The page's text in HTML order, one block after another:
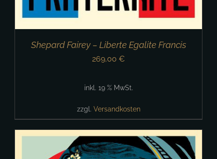
Shepard Fairey – Liberte Egalite Francis
269,00 €
inkl. 19 % MwSt.
zzgl. Versandkosten